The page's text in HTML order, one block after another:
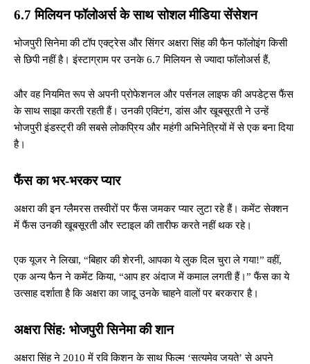
6.7 मिलियन फॉलोअर्स के साथ सोशल मीडिया सेंसेशन
भोजपुरी सिनेमा की टॉप एक्ट्रेस और सिंगर अक्षरा सिंह की फैन फॉलोइंग किसी
से छिपी नहीं है। इंस्टाग्राम पर उनके 6.7 मिलियन से ज्यादा फॉलोअर्स हैं,
और वह नियमित रूप से अपनी प्रोफेशनल और पर्सनल लाइफ की अपडेट्स फैंस
के साथ साझा करती रहती हैं। उनकी एक्टिंग, डांस और खूबसूरती ने उन्हें
भोजपुरी इंडस्ट्री की सबसे लोकप्रिय और महंगी अभिनेत्रियों में से एक बना दिया
है।
फैंस का भर-भरकर प्यार
अक्षरा की इन ग्लैमरस तस्वीरों पर फैंस जमकर प्यार लुटा रहे हैं। कमेंट सेक्शन
में फैंस उनकी खूबसूरती और स्टाइल की तारीफ करते नहीं थक रहे।
एक यूजर ने लिखा, “बिहार की शेरनी, आपका ये लुक दिल चुरा ले गया!” वहीं,
एक अन्य फैन ने कमेंट किया, “आप हर अंदाज में कमाल लगती हैं।” फैंस का ये
उत्साह दर्शाता है कि अक्षरा का जादू उनके चाहने वालों पर बरकरार है।
अक्षरा सिंह: भोजपुरी सिनेमा की शान
अक्षरा सिंह ने 2010 में रवि किशन के साथ फिल्म ‘सत्यमेव जयते’ से अपने